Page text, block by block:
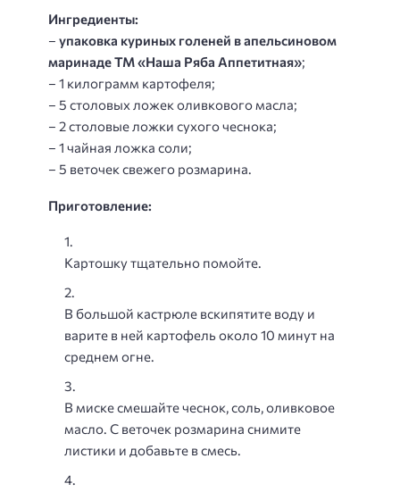
Ингредиенты:
– упаковка куриных голеней в апельсиновом
маринаде ТМ «Наша Ряба Аппетитная»;
– 1 килограмм картофеля;
– 5 столовых ложек оливкового масла;
– 2 столовые ложки сухого чеснока;
– 1 чайная ложка соли;
– 5 веточек свежего розмарина.
Приготовление:
Картошку тщательно помойте.
В большой кастрюле вскипятите воду и
варите в ней картофель около 10 минут на
среднем огне.
В миске смешайте чеснок, соль, оливковое
масло. С веточек розмарина снимите
листики и добавьте в смесь.